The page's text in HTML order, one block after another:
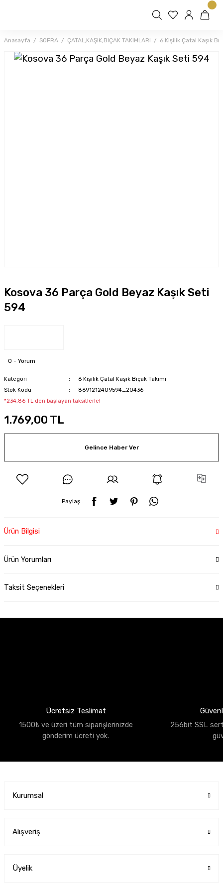
Anasayfa SOFRA ÇATAL,KAŞIK,BIÇAK TAKIMLARI 6 Kişilik Çatal Kaşık
Kosova 36 Parça Gold Beyaz Kaşık Seti
594
0 - Yorum
Kategori
6 Kişilik Çatal Kaşık Bıçak Takımı
Stok Kodu
8691212409594_20436
*234,86 TL den başlayan taksitlerle!
1.769,00 TL
Gelince Haber Ver
Paylaş :
Ürün Bilgisi
Ürün Yorumları
Taksit Seçenekleri
Ücretsiz Teslimat
1500₺ ve üzeri tüm siparişlerinizde
gönderim ücreti yok.
256bit SSL
Kurumsal
Alışveriş
Üyelik